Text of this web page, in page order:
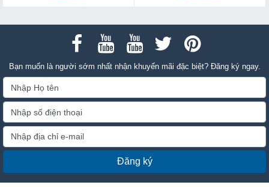
Bạn muốn là người sớm nhất nhận khuyến mãi đặc biệt? Đăng ký ngay.
Đăng ký